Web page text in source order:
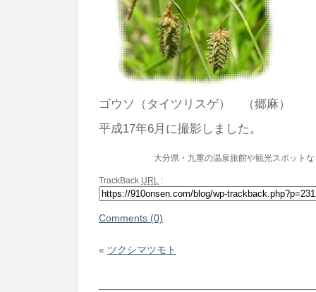
ゴウソ（タイツリスゲ） （郷麻）
平成17年6月に撮影しました。
大分県・九重の温泉旅館や観光スポット
TrackBack URL :
Comments (0)
« ツクシマツモト